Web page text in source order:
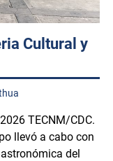
Cultural y
TECNM/CDC.
llevó a cabo con
del